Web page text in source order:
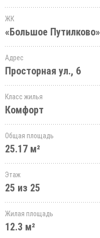
ЖК
«Большое Путилково»
Адрес
Просторная ул., 6
Класс жилья
Комфорт
Общая площадь
25.17 м²
Этаж
25 из 25
Жилая площадь
12.3 м²